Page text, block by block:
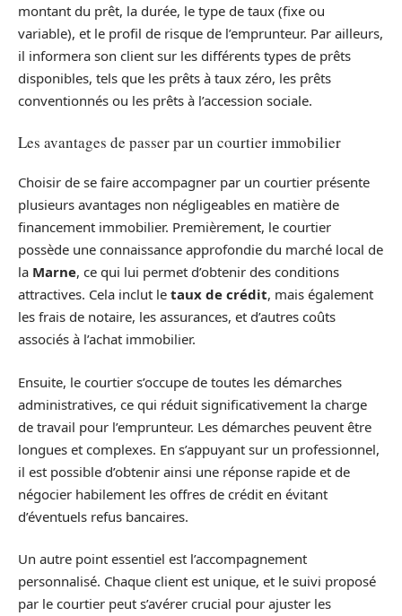
montant du prêt, la durée, le type de taux (fixe ou
variable), et le profil de risque de l’emprunteur. Par ailleurs,
il informera son client sur les différents types de prêts
disponibles, tels que les prêts à taux zéro, les prêts
conventionnés ou les prêts à l’accession sociale.
Les avantages de passer par un courtier immobilier
Choisir de se faire accompagner par un courtier présente
plusieurs avantages non négligeables en matière de
financement immobilier. Premièrement, le courtier
possède une connaissance approfondie du marché local de
la Marne, ce qui lui permet d’obtenir des conditions
attractives. Cela inclut le taux de crédit, mais également
les frais de notaire, les assurances, et d’autres coûts
associés à l’achat immobilier.
Ensuite, le courtier s’occupe de toutes les démarches
administratives, ce qui réduit significativement la charge
de travail pour l’emprunteur. Les démarches peuvent être
longues et complexes. En s’appuyant sur un professionnel,
il est possible d’obtenir ainsi une réponse rapide et de
négocier habilement les offres de crédit en évitant
d’éventuels refus bancaires.
Un autre point essentiel est l’accompagnement
personnalisé. Chaque client est unique, et le suivi proposé
par le courtier peut s’avérer crucial pour ajuster les